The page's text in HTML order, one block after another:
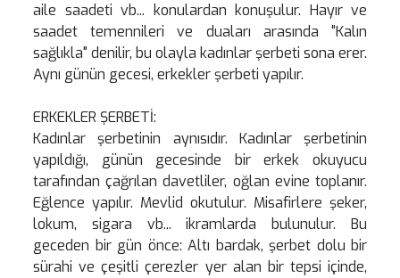
aile saadeti vb... konulardan konuşulur. Hayır ve
saadet temennileri ve duaları arasında "Kalın
sağlıkla" denilir, bu olayla kadınlar şerbeti sona erer.
Aynı günün gecesi, erkekler şerbeti yapılır.
ERKEKLER ŞERBETİ:
Kadınlar şerbetinin aynısıdır. Kadınlar şerbetinin
yapıldığı, günün gecesinde bir erkek okuyucu
tarafından çağrılan davetliler, oğlan evine toplanır.
Eğlence yapılır. Mevlid okutulur. Misafirlere şeker,
lokum, sigara vb... ikramlarda bulunulur. Bu
geceden bir gün önce: Altı bardak, şerbet dolu bir
sürahi ve çeşitli çerezler yer alan bir tepsi içinde,